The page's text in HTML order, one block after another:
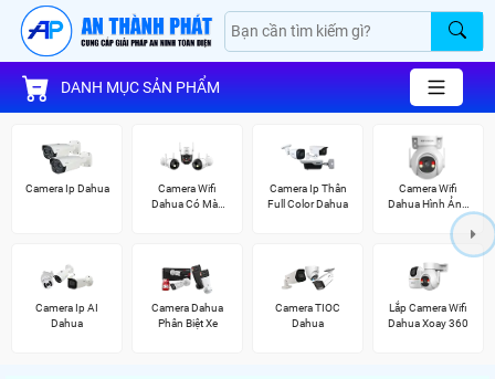
DANH MỤC SẢN PHẨM
Camera Ip Dahua
Camera Wifi
Dahua Có Màu
Camera Ip Thân
Full Color Dahua
Camera Wifi
Dahua Hình Ảnh
Camera Ip AI
Dahua
Camera Dahua
Phân Biệt Xe
Camera TIOC
Dahua
Lắp Camera Wifi
Dahua Xoay 360